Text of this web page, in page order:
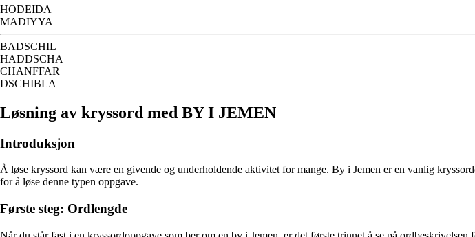
HODEIDA
MADIYYA
BADSCHIL
HADDSCHA
CHANFFAR
DSCHIBLA
Løsning av kryssord med BY I JEMEN
Introduksjon
Å løse kryssord kan være en givende og underholdende aktivitet for mange. By i Jemen er en vanlig
for å løse denne typen oppgave.
Første steg: Ordlengde